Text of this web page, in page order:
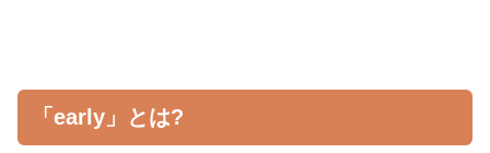
「early」とは?